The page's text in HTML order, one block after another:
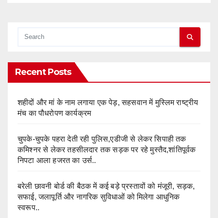
Recent Posts
शहीदों और मां के नाम लगाया एक पेड़, सहसवान में मुस्लिम राष्ट्रीय
मंच का पौधरोपण कार्यक्रम
चुपके-चुपके पहरा देती रही पुलिस,एडीजी से लेकर सिपाही तक
कमिश्नर से लेकर तहसीलदार तक सड़क पर रहे मुस्तैद,शांतिपूर्वक
निपटा आला हजरत का उर्स..
बरेली छावनी बोर्ड की बैठक में कई बड़े प्रस्तावों को मंजूरी, सड़क,
सफाई, जलापूर्ति और नागरिक सुविधाओं को मिलेगा आधुनिक
स्वरूप..